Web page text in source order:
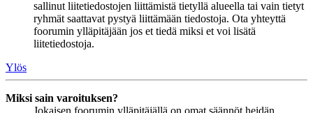
sallinut liitetiedostojen liittämistä tietyllä alueella tai vain tietyt
ryhmät saattavat pystyä liittämään tiedostoja. Ota yhteyttä
foorumin ylläpitäjään jos et tiedä miksi et voi lisätä
liitetiedostoja.
Ylös
Miksi sain varoituksen?
Jokaisen foorumin ylläpitäjällä on omat säännöt heidän